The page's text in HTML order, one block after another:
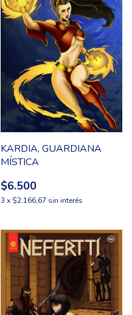
KARDIA, GUARDIANA
MÍSTICA
$6.500
3 x $2.166,67 sin interés